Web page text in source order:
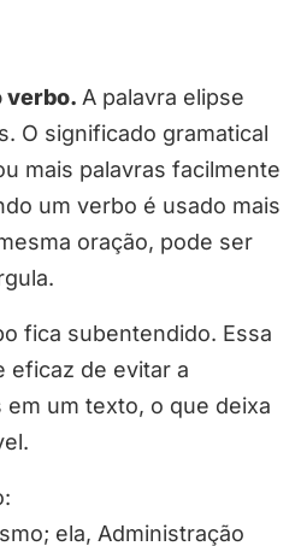
verbo. A palavra elipse
O significado gramatical
mais palavras facilmente
um verbo é usado mais
oração, pode ser
fica subentendido. Essa
eficaz de evitar a
um texto, o que deixa
ela, Administração